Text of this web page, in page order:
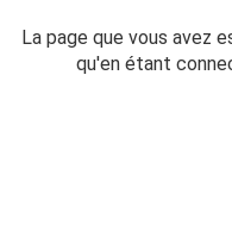
La page que vous avez
qu'en étant